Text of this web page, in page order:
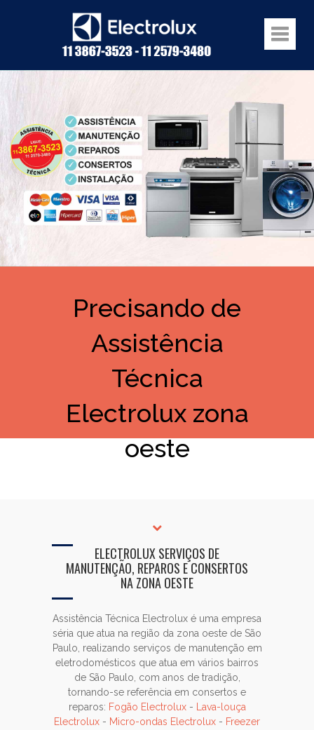
Precisando de
Assistência
Técnica
Electrolux zona
oeste
ELECTROLUX SERVIÇOS DE
MANUTENÇÃO, REPAROS E CONSERTOS
NA ZONA OESTE
Assistência Técnica Electrolux é uma empresa
séria que atua na região da zona oeste de São
Paulo, realizando serviços de manutenção em
eletrodomésticos que atua em vários bairros
de São Paulo, com anos de tradição,
tornando-se referência em consertos e
reparos: Fogão Electrolux-
Lava-louça
Electrolux - Micro-ondas Electrolux - Freezer